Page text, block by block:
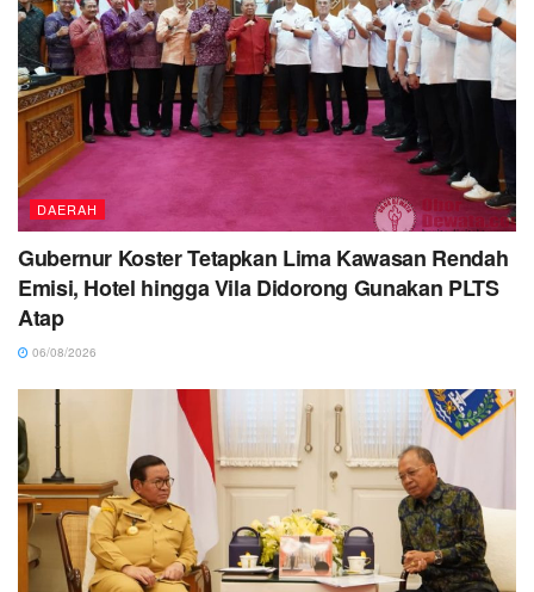
DAERAH
Gubernur Koster Tetapkan Lima Kawasan Rendah
Emisi, Hotel hingga Vila Didorong Gunakan PLTS
Atap
06/08/2026